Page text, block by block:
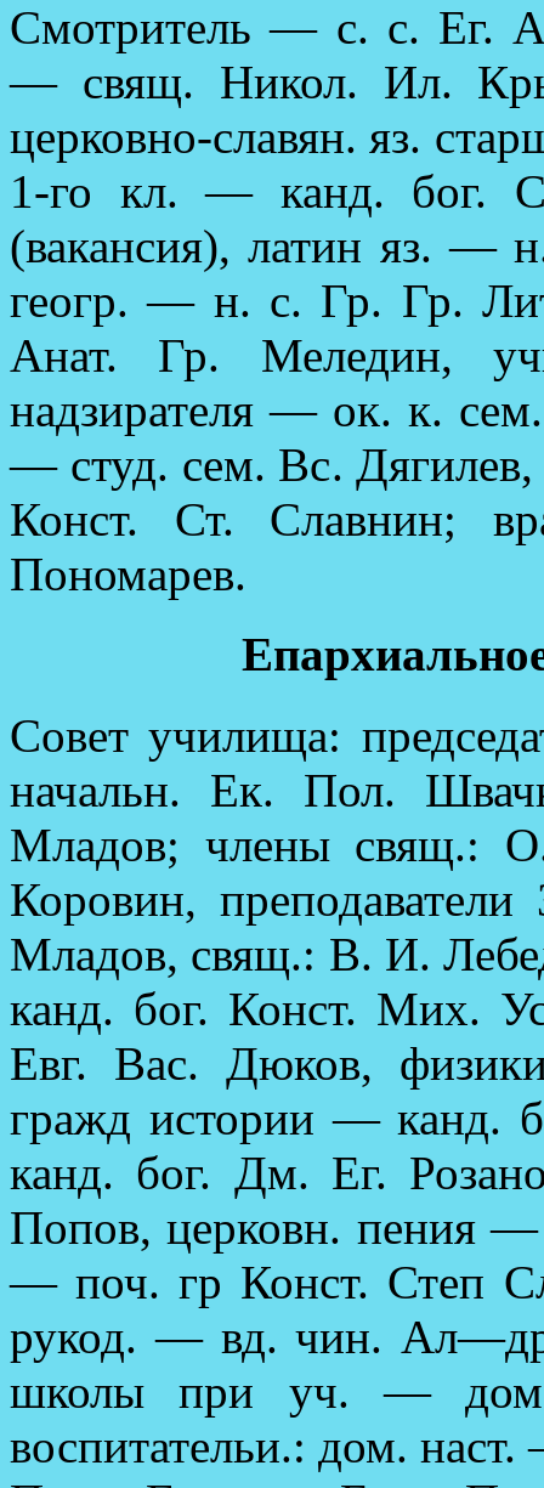
Смотритель — с. с. Ег.
— свящ. Никол. Ил.
церковно-славян. яз.
1-го кл. — канд. бог.
(вакансия), латин яз. —
геогр. — н. с. Гр. Гр.
Анат. Гр. Меледин,
надзирателя — ок. к.
— студ. сем. Вс.
Конст. Ст. Славнин;
Пономарев.
Совет училища:
начальн. Ек. Пол.
Младов; члены свящ.:
Коровин,
Младов, свящ.: В. И.
канд. бог. Конст. Мих.
Евг. Вас. Дюков,
гражд истории — канд.
канд. бог. Дм. Ег.
Попов, церковн. пения
— поч. гр Конст. Степ
рукод. — вд. чин.
школы при уч. —
воспитательи.: дом.